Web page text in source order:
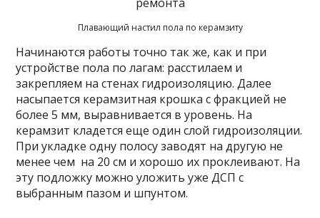
Плавающий настил пола по керамзиту
Начинаются работы точно так же, как и при
устройстве пола по лагам: расстилаем и
закрепляем на стенах гидроизоляцию. Далее
насыпается керамзитная крошка с фракцией не
более 5 мм, выравнивается в уровень. На
керамзит кладется еще один слой гидроизоляции.
При укладке одну полосу заводят на другую не
менее чем на 20 см и хорошо их проклеивают. На
эту подложку можно уложить уже ДСП с
выбранным пазом и шпунтом.